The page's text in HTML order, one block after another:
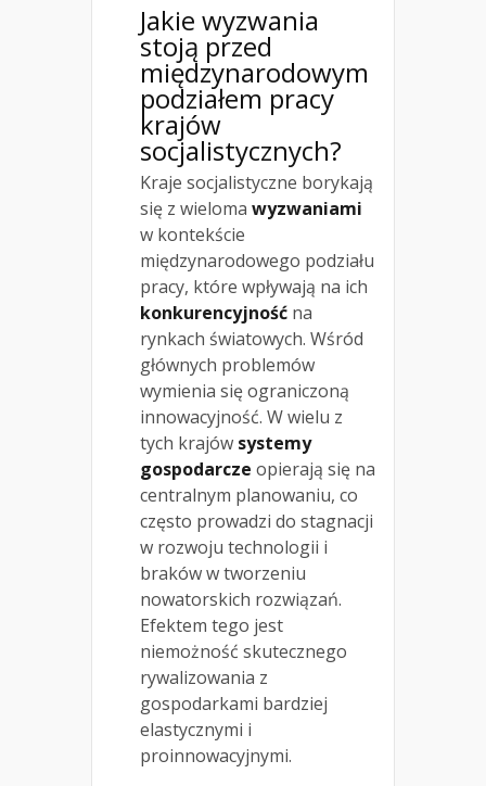
Jakie wyzwania
stoją przed
międzynarodowym
podziałem pracy
krajów
socjalistycznych?
Kraje socjalistyczne borykają
się z wieloma wyzwaniami
w kontekście
międzynarodowego podziału
pracy, które wpływają na ich
konkurencyjność na
rynkach światowych. Wśród
głównych problemów
wymienia się ograniczoną
innowacyjność. W wielu z
tych krajów systemy
gospodarcze opierają się na
centralnym planowaniu, co
często prowadzi do stagnacji
w rozwoju technologii i
braków w tworzeniu
nowatorskich rozwiązań.
Efektem tego jest
niemożność skutecznego
rywalizowania z
gospodarkami bardziej
elastycznymi i
proinnowacyjnymi.